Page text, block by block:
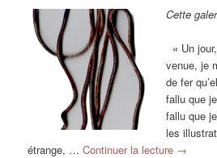
Cette
« Un
venue, je
de fer
fallu que
fallu que
les
étrange, …Continuer la lecture →